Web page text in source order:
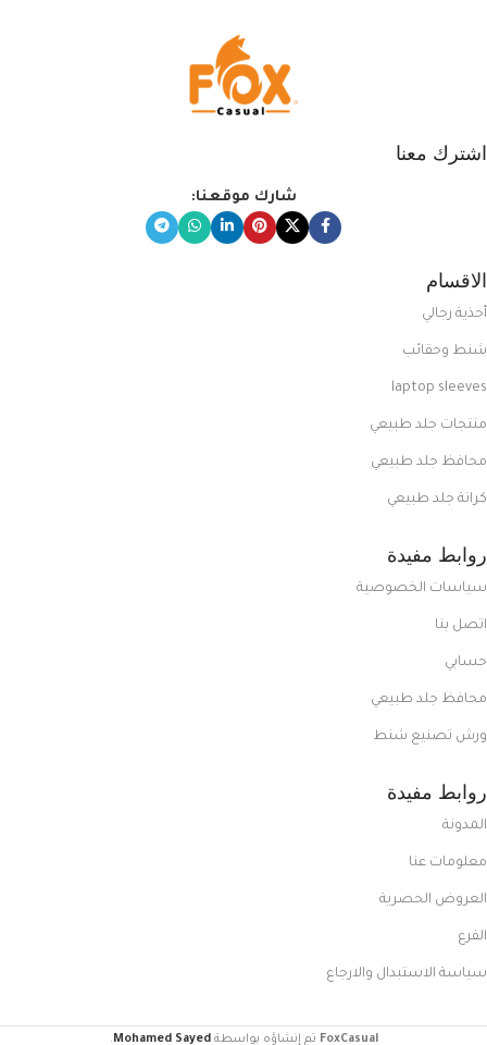
اشترك معنا
شارك موقعنا:
الاقسام
أحذية رجالي
شنط وحقائب
laptop sleeves
منتجات جلد طبيعي
محافظ جلد طبيعي
كراتة جلد طبيعي
روابط مفيدة
سياسات الخصوصية
اتصل بنا
حسابي
محافظ جلد طبيعي
ورش تصنيع شنط
روابط مفيدة
المدونة
معلومات عنا
العروض الحصرية
الفرع
سياسة الاستبدال والارجاع
FoxCasual تم إنشاؤه بواسطةMohamed Sayed
.